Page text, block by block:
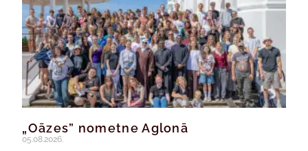
„Oāzes” nometne Aglonā
05.08.2026.